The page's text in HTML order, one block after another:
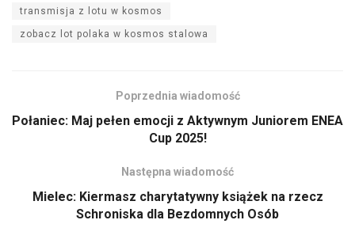
transmisja z lotu w kosmos
zobacz lot polaka w kosmos stalowa
Poprzednia wiadomość
Połaniec: Maj pełen emocji z Aktywnym Juniorem ENEA
Cup 2025!
Następna wiadomość
Mielec: Kiermasz charytatywny książek na rzecz
Schroniska dla Bezdomnych Osób